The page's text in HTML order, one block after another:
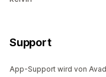
Support
App-Support wird von